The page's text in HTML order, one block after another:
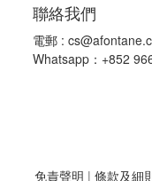
聯絡我們
電郵 :
Whatsapp：+852
免責聲明 | 條款及細